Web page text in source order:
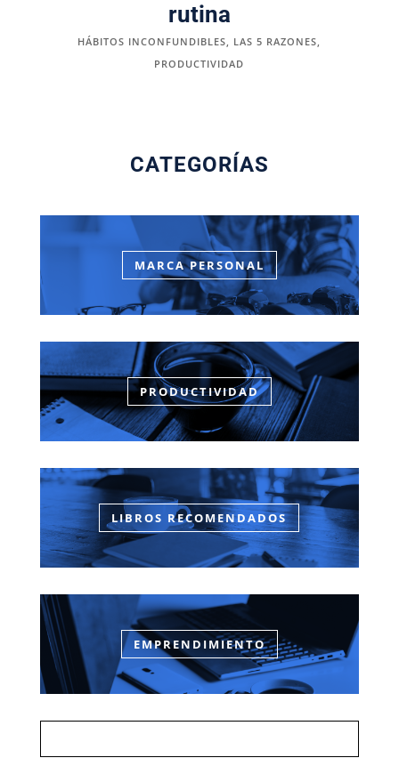
rutina
HÁBITOS INCONFUNDIBLES, LAS 5 RAZONES,
PRODUCTIVIDAD
CATEGORÍAS
MARCA PERSONAL
PRODUCTIVIDAD
LIBROS RECOMENDADOS
EMPRENDIMIENTO